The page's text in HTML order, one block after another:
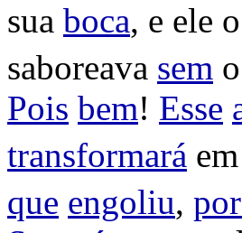
sua boca, e ele o
saboreava sem o
Pois bem! Esse
transformará em
que engoliu,